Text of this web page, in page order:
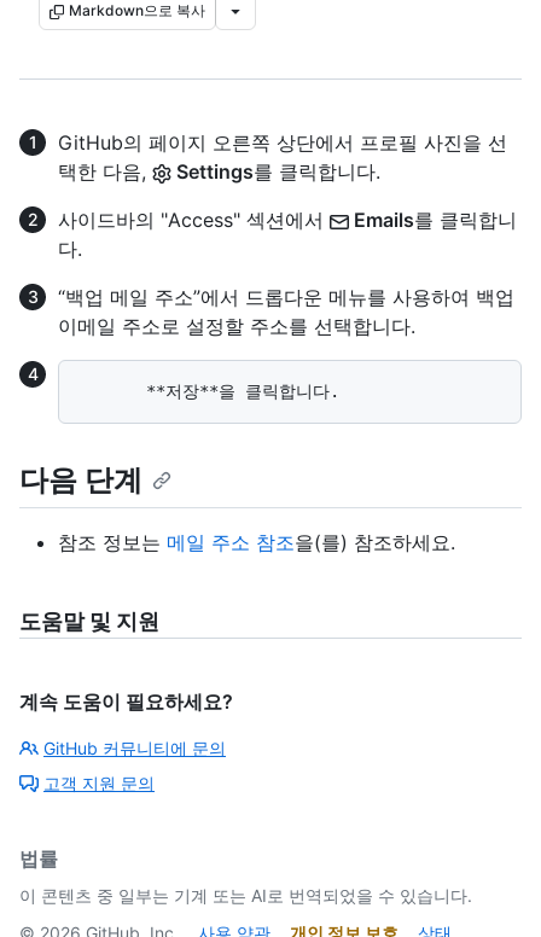
Markdown으로 복사
GitHub의 페이지 오른쪽 상단에서 프로필 사진을 선
택한 다음,
Settings를 클릭합니다.
사이드바의 "Access" 섹션에서
Emails를 클릭합니
다.
“백업 메일 주소”에서 드롭다운 메뉴를 사용하여 백업
이메일 주소로 설정할 주소를 선택합니다.
다음 단계
참조 정보는 메일 주소 참조을(를) 참조하세요.
도움말 및 지원
계속 도움이 필요하세요?
GitHub 커뮤니티에 문의
고객 지원 문의
법률
이 콘텐츠 중 일부는 기계 또는 AI로 번역되었을 수 있습니다.